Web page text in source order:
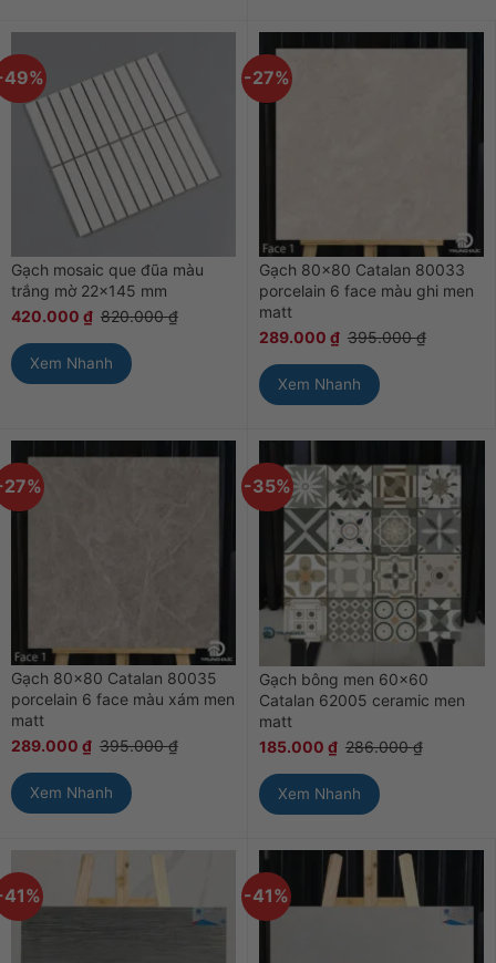
Gạch mosaic que đũa màu
trắng mờ 22×145 mm
420.000 ₫ 820.000₫
Xem Nhanh
-27%
Gạch 80×80 Catalan 80033
porcelain 6 face màu ghi men
matt
289.000 ₫ 395.000₫
Xem Nhanh
Gạch 80×80 Catalan 80035
porcelain 6 face màu xám men
matt
289.000 ₫ 395.000₫
Xem Nhanh
-35%
Gạch bông men 60×60
Catalan 62005 ceramic men
matt
185.000 ₫ 286.000₫
Xem Nhanh
-41%